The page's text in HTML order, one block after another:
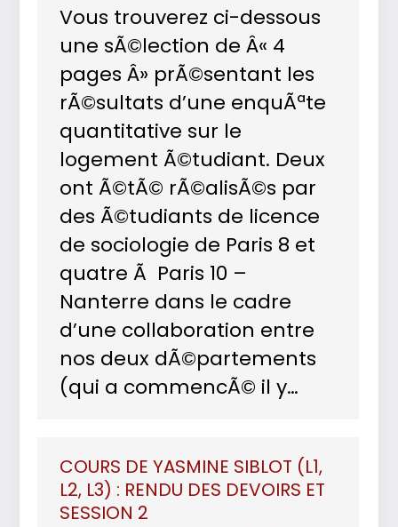
Vous trouverez ci-dessous
une sÃ©lection de Â« 4
pages Â» prÃ©sentant les
rÃ©sultats d’une enquÃªte
quantitative sur le
logement Ã©tudiant. Deux
ont Ã©tÃ© rÃ©alisÃ©s par
des Ã©tudiants de licence
de sociologie de Paris 8 et
quatre Ã Paris 10 –
Nanterre dans le cadre
d’une collaboration entre
nos deux dÃ©partements
(qui a commencÃ© il y…
COURS DE YASMINE SIBLOT (L1,
L2, L3) : RENDU DES DEVOIRS ET
SESSION 2